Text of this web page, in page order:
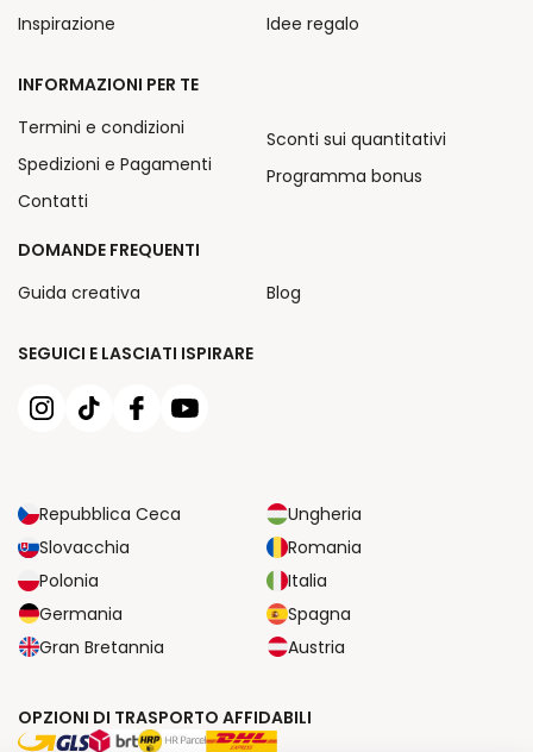
SEGUICI E LASCIATI ISPIRARE
Repubblica Ceca
Ungheria
Slovacchia
Romania
Polonia
Italia
Germania
Spagna
Gran Bretannia
Austria
Inspirazione
Idee regalo
INFORMAZIONI PER TE
Termini e condizioni
Spedizioni e Pagamenti
Contatti
Sconti sui quantitativi
Programma bonus
DOMANDE FREQUENTI
Guida creativa
Blog
OPZIONI DI TRASPORTO AFFIDABILI